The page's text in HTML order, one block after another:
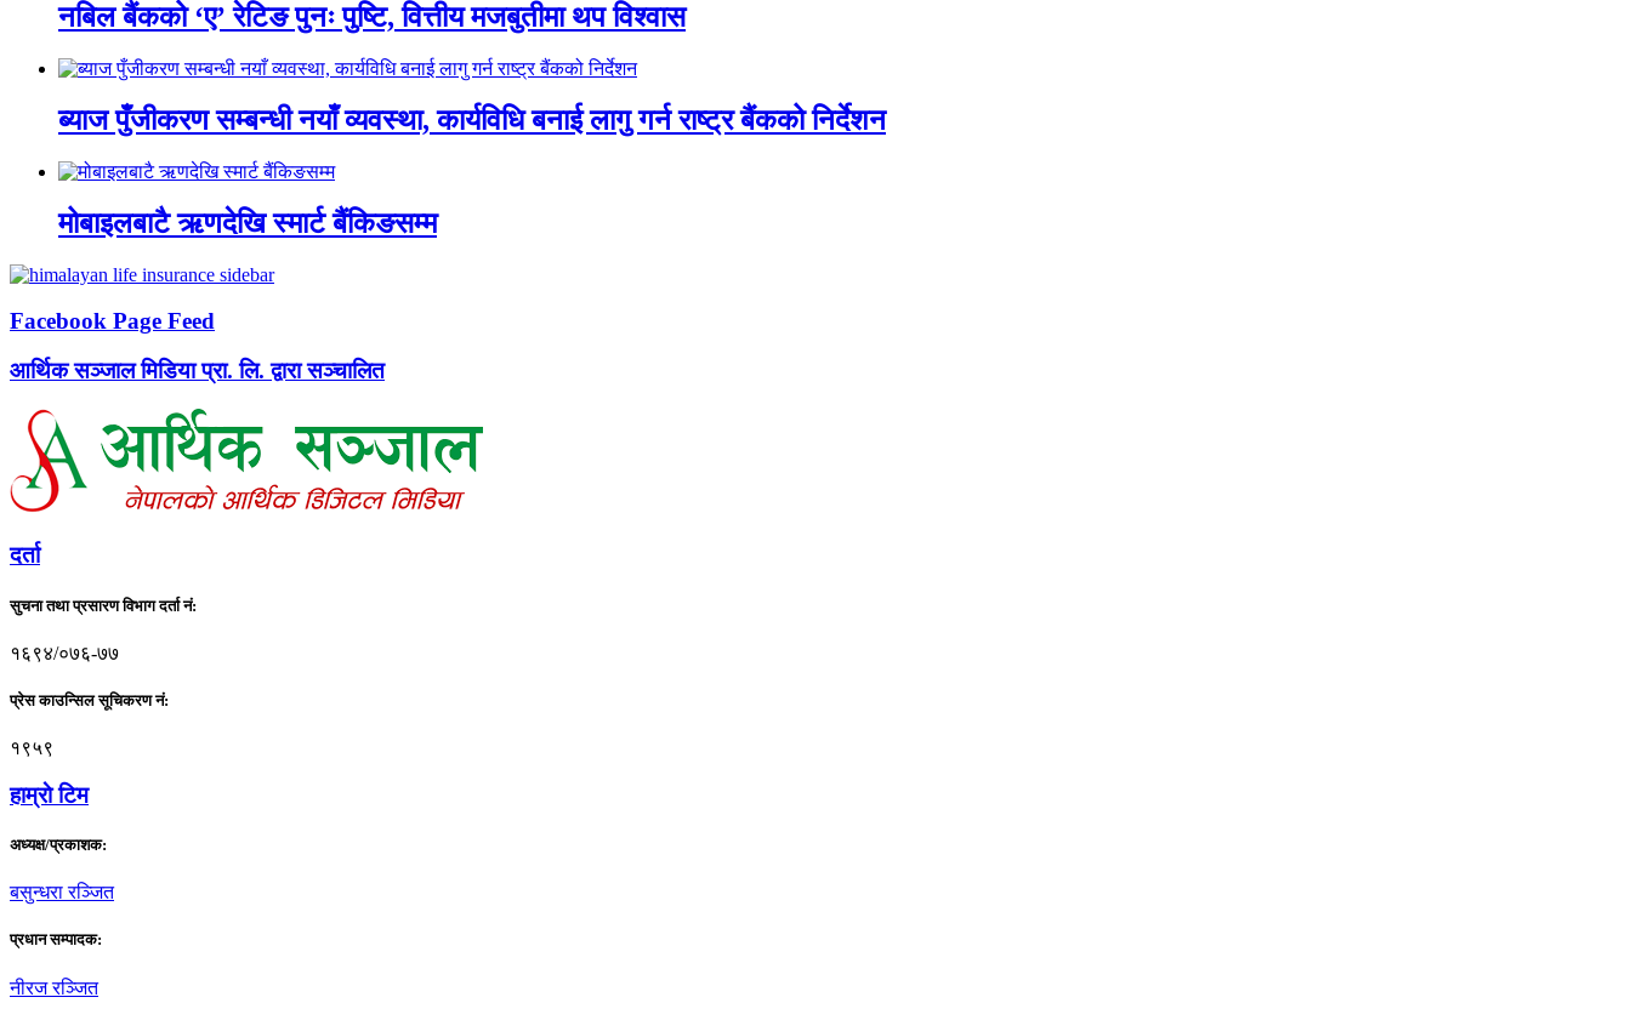
नबिल बैंकको ‘ए’ रेटिङ पुनः पुष्टि, वित्तीय मजबुतीमा थप विश्वास
ब्याज पुँजीकरण सम्बन्धी नयाँ व्यवस्था, कार्यविधि बनाई लागु गर्न राष्ट्र बैंकको निर्देशन
मोबाइलबाटै ऋणदेखि स्मार्ट बैंकिङसम्म
Facebook Page Feed
आर्थिक सञ्जाल मिडिया प्रा. लि. द्वारा सञ्चालित
दर्ता
सुचना तथा प्रसारण विभाग दर्ता नं:
१६९४/०७६-७७
प्रेस काउन्सिल सूचिकरण नं:
१९५९
हाम्राे टिम
अध्यक्ष/प्रकाशक:
बसुन्धरा रञ्जित
प्रधान सम्पादक:
नीरज रञ्जित